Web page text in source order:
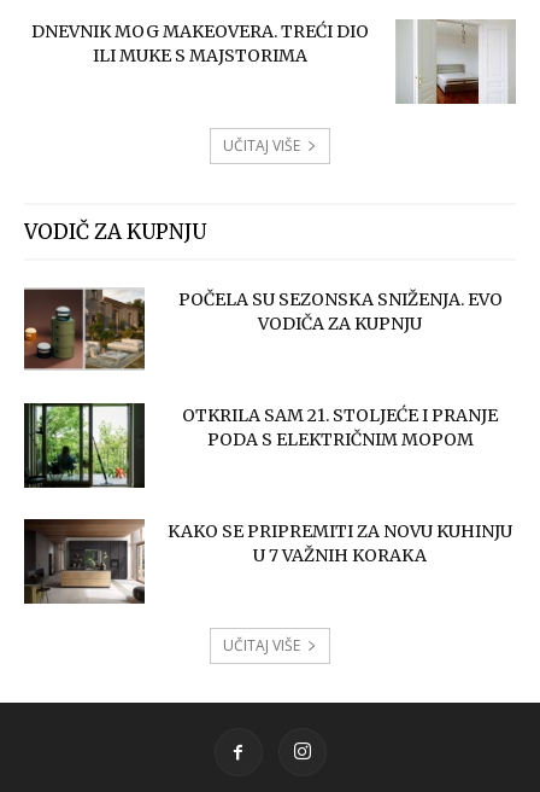
DNEVNIK MOG MAKEOVERA. TREĆI DIO
ILI MUKE S MAJSTORIMA
UČITAJ VIŠE
VODIČ ZA KUPNJU
POČELA SU SEZONSKA SNIŽENJA. EVO
VODIČA ZA KUPNJU
OTKRILA SAM 21. STOLJEĆE I PRANJE
PODA S ELEKTRIČNIM MOPOM
KAKO SE PRIPREMITI ZA NOVU KUHINJU
U 7 VAŽNIH KORAKA
UČITAJ VIŠE